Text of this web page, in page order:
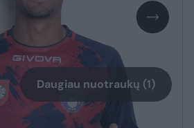
Daugiau nuotraukų (1)